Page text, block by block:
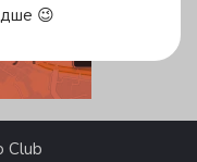
Club
😉